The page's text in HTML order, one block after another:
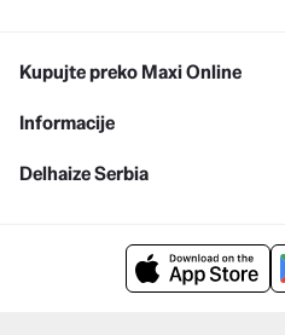
Kupujte preko Maxi Online
Informacije
Delhaize Serbia